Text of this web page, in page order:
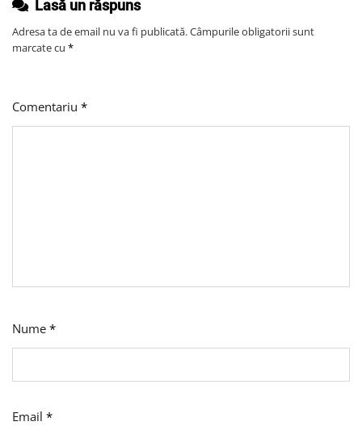
Lasă un răspuns
Adresa ta de email nu va fi publicată.Câmpurile obligatorii sunt
marcate cu *
Comentariu *
Nume *
Email *